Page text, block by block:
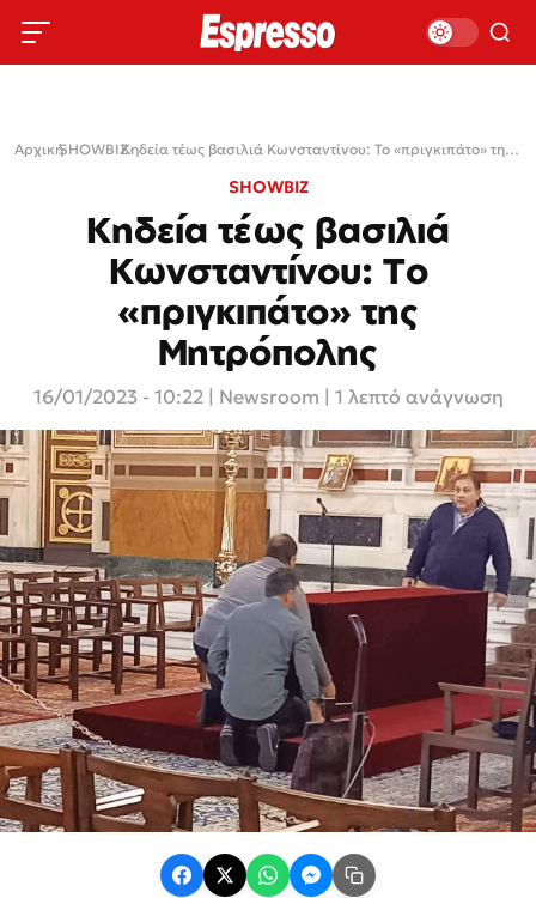
Αρχική›
SHOWBIZ› Κηδεία τέως βασιλιά Κωνσταντίνου: Το «πριγκιπάτο» της Μητρόπολης
SHOWBIZ
Κηδεία τέως βασιλιά
Κωνσταντίνου: Το
«πριγκιπάτο» της
Μητρόπολης
16/01/2023 - 10:22 Newsroom | 1 λεπτό ανάγνωση